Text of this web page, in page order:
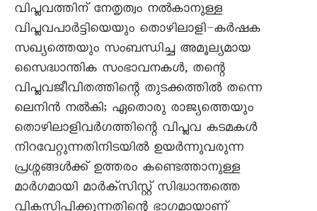
വിപ്ലവത്തിന്‌ നേതൃത്വം നൽകാനുള്ള
വിപ്ലവപാർട്ടിയെയും തൊഴിലാളി–കർഷക
സഖ്യത്തെയും സംബന്ധിച്ച അമൂല്യമായ
സെെദ്ധാന്തിക സംഭാവനകൾ, തന്റെ
വിപ്ലവജീവിതത്തിന്റെ തുടക്കത്തിൽ തന്നെ
ലെനിൻ നൽകി; ഏതൊരു രാജ്യത്തെയും
തൊഴിലാളിവർഗത്തിന്റെ വിപ്ലവ കടമകൾ
നിറവേറ്റുന്നതിനിടയിൽ ഉയർന്നുവരുന്ന
പ്രശ്നങ്ങൾക്ക് ഉത്തരം കണ്ടെത്താനുള്ള
മാർഗമായി മാർക്സിസ്റ്റ് സിദ്ധാന്തത്തെ